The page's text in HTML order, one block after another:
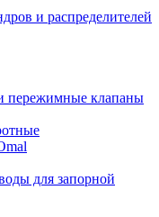
и распределителей
пережимные клапаны
для запорной